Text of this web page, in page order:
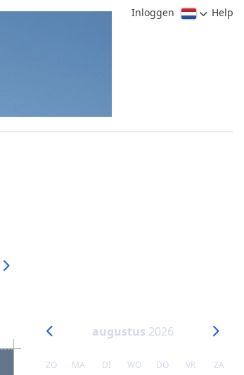
Inloggen Help
augustus 2026
ZO MA DI WO DO VR ZA